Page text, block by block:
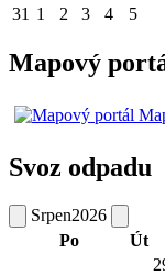
31 1 2 3 4 5
Mapový
Svoz odpadu
Srpen2026
Po
Út